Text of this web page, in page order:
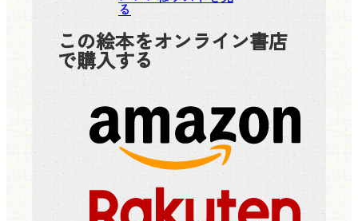
る
この絵本をオンライン書店
で購入する